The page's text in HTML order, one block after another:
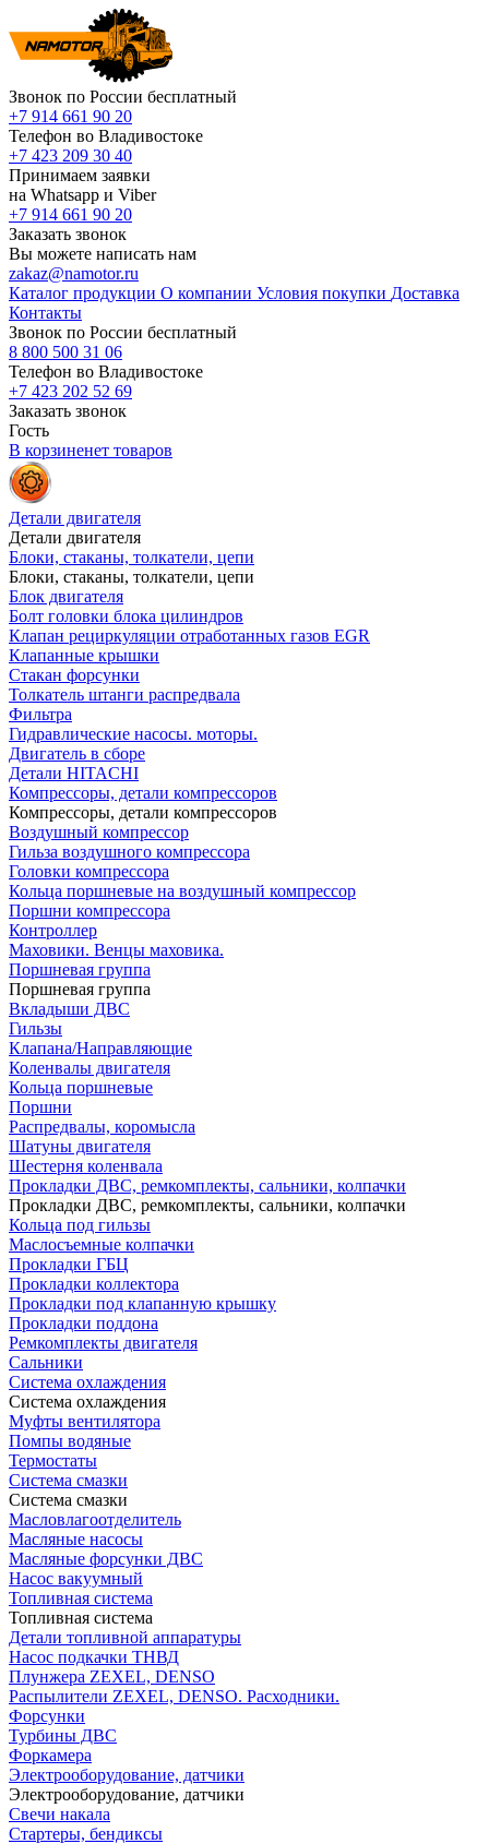
Звонок по России бесплатный
+7 914 661 90 20
Телефон во Владивостоке
+7 423 209 30 40
Принимаем заявки
на Whatsapp и Viber
+7 914 661 90 20
Заказать звонок
Вы можете написать нам
zakaz@namotor.ru
Каталог продукции О компании Условия покупки Доставка
Контакты
Звонок по России бесплатный
8 800 500 31 06
Телефон во Владивостоке
+7 423 202 52 69
Заказать звонок
Гость
В корзиненет товаров
Детали двигателя
Детали двигателя
Блоки, стаканы, толкатели, цепи
Блоки, стаканы, толкатели, цепи
Блок двигателя
Болт головки блока цилиндров
Клапан рециркуляции отработанных газов EGR
Клапанные крышки
Стакан форсунки
Толкатель штанги распредвала
Фильтра
Гидравлические насосы. моторы.
Двигатель в сборе
Детали HITACHI
Компрессоры, детали компрессоров
Компрессоры, детали компрессоров
Воздушный компрессор
Гильза воздушного компрессора
Головки компрессора
Кольца поршневые на воздушный компрессор
Поршни компрессора
Контроллер
Маховики. Венцы маховика.
Поршневая группа
Поршневая группа
Вкладыши ДВС
Гильзы
Клапана/Направляющие
Коленвалы двигателя
Кольца поршневые
Поршни
Распредвалы, коромысла
Шатуны двигателя
Шестерня коленвала
Прокладки ДВС, ремкомплекты, сальники, колпачки
Прокладки ДВС, ремкомплекты, сальники, колпачки
Кольца под гильзы
Маслосъемные колпачки
Прокладки ГБЦ
Прокладки коллектора
Прокладки под клапанную крышку
Прокладки поддона
Ремкомплекты двигателя
Сальники
Система охлаждения
Система охлаждения
Муфты вентилятора
Помпы водяные
Термостаты
Система смазки
Система смазки
Масловлагоотделитель
Масляные насосы
Масляные форсунки ДВС
Насос вакуумный
Топливная система
Топливная система
Детали топливной аппаратуры
Насос подкачки ТНВД
Плунжера ZEXEL, DENSO
Распылители ZEXEL, DENSO. Расходники.
Форсунки
Турбины ДВС
Форкамера
Электрооборудование, датчики
Электрооборудование, датчики
Свечи накала
Стартеры, бендиксы